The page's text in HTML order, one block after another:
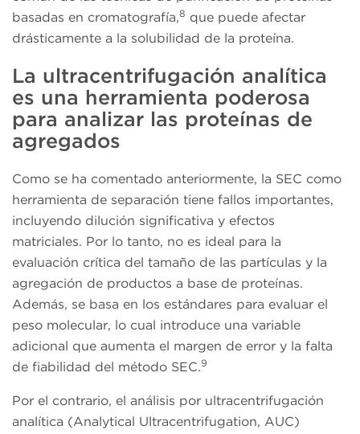
basadas en cromatografía,8 que puede afectar
drásticamente a la solubilidad de la proteína.
La ultracentrifugación analítica
es una herramienta poderosa
para analizar las proteínas de
agregados
Como se ha comentado anteriormente, la SEC como
herramienta de separación tiene fallos importantes,
incluyendo dilución significativa y efectos
matriciales. Por lo tanto, no es ideal para la
evaluación crítica del tamaño de las partículas y la
agregación de productos a base de proteínas.
Además, se basa en los estándares para evaluar el
peso molecular, lo cual introduce una variable
adicional que aumenta el margen de error y la falta
de fiabilidad del método SEC.9
Por el contrario, el análisis por ultracentrifugación
analítica (Analytical Ultracentrifugation, AUC)